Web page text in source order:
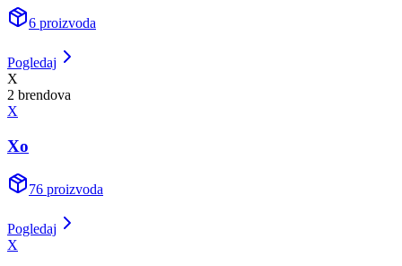
6 proizvoda
Pogledaj
X
2 brendova
X
Xo
76 proizvoda
Pogledaj
X